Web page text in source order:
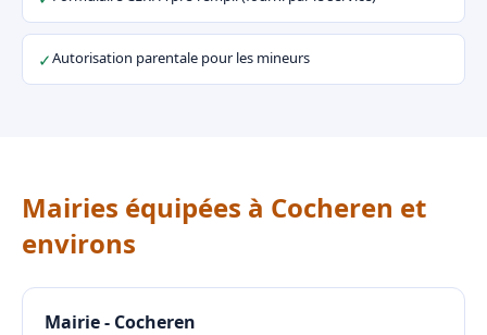
✓Autorisation parentale pour les mineurs
Mairies équipées à Cocheren et
environs
Mairie - Cocheren